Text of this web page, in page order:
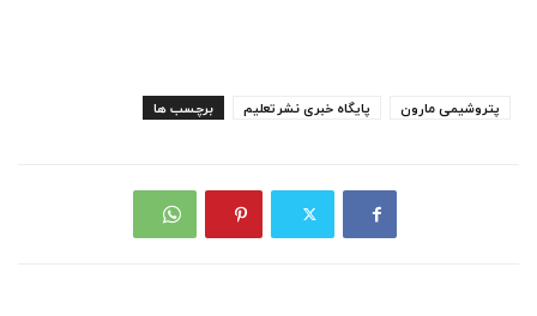
برچسب ها پایگاه خبری نشرتعلیم پتروشیمی مارون